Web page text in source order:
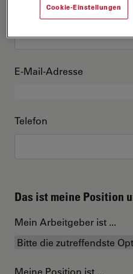
Nachname
E-Mail-Adresse
Telefon
Das ist meine Position
Mein Arbeitgeber ist ...
Meine Position ist ...
Cookie-Einstellungen